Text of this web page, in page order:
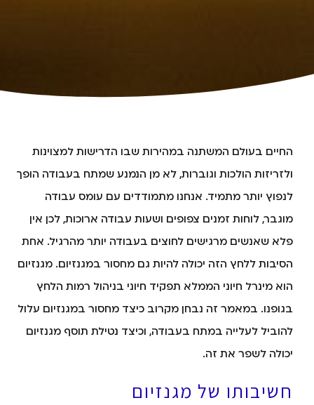
החיים בעולם המשתנה במהירות שבו הדרישות למצוינות
ולזריזות הולכות וגוברות, לא מן הנמנע שמתח בעבודה הופך
לנפוץ יותר מתמיד. אנחנו מתמודדים עם עומס עבודה
מוגבר, לוחות זמנים צפופים ושעות עבודה ארוכות, לכן אין
פלא שאנשים מרגישים לחוצים בעבודה יותר מהרגיל. אחת
הסיבות ללחץ הזה יכולה להיות גם מחסור במגנזיום. מגנזיום
הוא מינרל חיוני הממלא תפקיד חיוני בניהול רמות הלחץ
בגופנו. במאמר זה נבחן מקרוב כיצד מחסור במגנזיום עלול
להוביל לעלייה במתח בעבודה, וכיצד נטילת תוסף מגנזיום
יכולה לשפר את זה.
חשיבותו של מגנזיום